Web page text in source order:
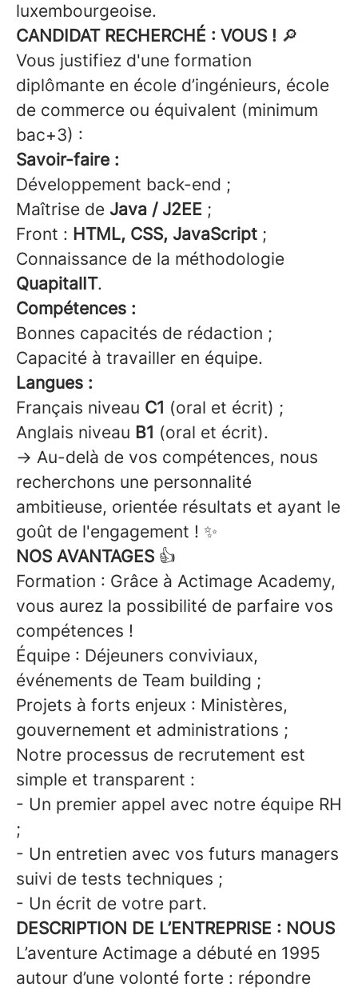
luxembourgeoise.
CANDIDAT RECHERCHÉ : VOUS ! 🔎
Vous justifiez d'une formation
diplômante en école d’ingénieurs, école
de commerce ou équivalent (minimum
bac+3) :
Savoir-faire :
Développement back-end ;
Maîtrise de Java / J2EE ;
Front : HTML, CSS, JavaScript ;
Connaissance de la méthodologie
QuapitalIT.
Compétences :
Bonnes capacités de rédaction ;
Capacité à travailler en équipe.
Langues :
Français niveau C1 (oral et écrit) ;
Anglais niveau B1 (oral et écrit).
→ Au-delà de vos compétences, nous
recherchons une personnalité
ambitieuse, orientée résultats et ayant le
goût de l'engagement ! ✨
NOS AVANTAGES 👍
Formation : Grâce à Actimage Academy,
vous aurez la possibilité de parfaire vos
compétences !
Équipe : Déjeuners conviviaux,
événements de Team building ;
Projets à forts enjeux : Ministères,
gouvernement et administrations ;
Notre processus de recrutement est
simple et transparent :
- Un premier appel avec notre équipe RH
;
- Un entretien avec vos futurs managers
suivi de tests techniques ;
- Un écrit de votre part.
DESCRIPTION DE L’ENTREPRISE : NOUS
L’aventure Actimage a débuté en 1995
autour d’une volonté forte : répondre